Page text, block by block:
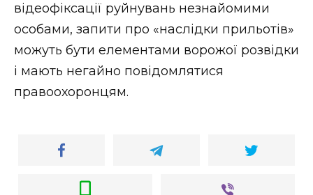
відеофіксації руйнувань незнайомими
особами, запити про «наслідки прильотів»
можуть бути елементами ворожої розвідки
і мають негайно повідомлятися
правоохоронцям.